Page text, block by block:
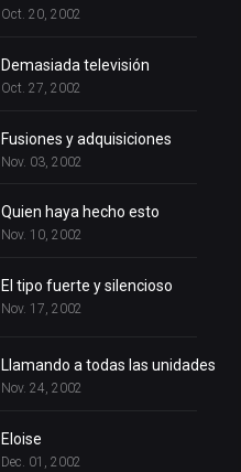
Oct. 20, 2002
Demasiada televisión
Oct. 27, 2002
Fusiones y adquisiciones
Nov. 03, 2002
Quien haya hecho esto
Nov. 10, 2002
El tipo fuerte y silencioso
Nov. 17, 2002
Llamando a todas las unidades
Nov. 24, 2002
Eloise
Dec. 01, 2002